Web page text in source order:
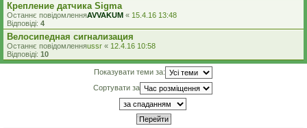
Крепление датчика Sigma
Останнє повідомленняAVVAKUM « 15.4.16 13:48
Відповіді: 4
Велосипедная сигнализация
Останнє повідомленняussr « 12.4.16 10:58
Відповіді: 10
Показувати теми за:
Сортувати за